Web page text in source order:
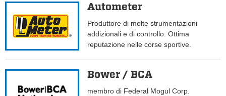
Autometer
Produttore di molte strumentazioni
addizionali e di controllo. Ottima
reputazione nelle corse sportive.
Bower / BCA
membro di Federal Mogul Corp.